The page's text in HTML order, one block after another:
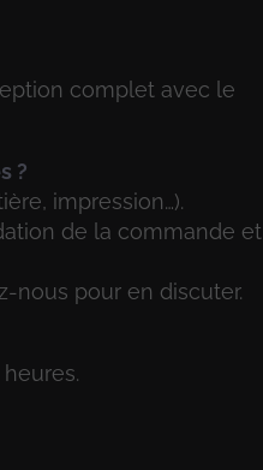
complet avec le
?
impression…).
de la commande et
nous pour en discuter.